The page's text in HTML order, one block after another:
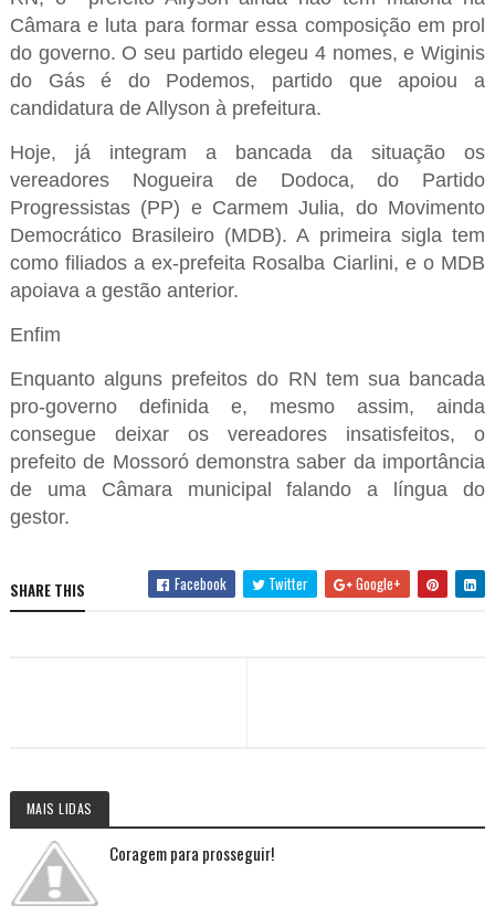
Câmara e luta para formar essa composição em prol
do governo. O seu partido elegeu 4 nomes, e Wiginis
do Gás é do Podemos, partido que apoiou a
candidatura de Allyson à prefeitura.
Hoje, já integram a bancada da situação os
vereadores Nogueira de Dodoca, do Partido
Progressistas (PP) e Carmem Julia, do Movimento
Democrático Brasileiro (MDB). A primeira sigla tem
como filiados a ex-prefeita Rosalba Ciarlini, e o MDB
apoiava a gestão anterior.
Enfim
Enquanto alguns prefeitos do RN tem sua bancada
pro-governo definida e, mesmo assim, ainda
consegue deixar os vereadores insatisfeitos, o
prefeito de Mossoró demonstra saber da importância
de uma Câmara municipal falando a língua do
gestor.
SHARE THIS Facebook Twitter Google+
MAIS LIDAS
Coragem para prosseguir!